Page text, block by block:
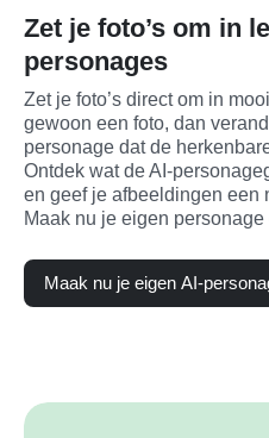
Zet je foto’s om in
personages
Zet je foto’s direct om in
gewoon een foto, dan
personage dat de
Ontdek wat de AI-
en geef je afbeeldingen een
Maak nu je eigen personage
Maak nu je eigen AI-